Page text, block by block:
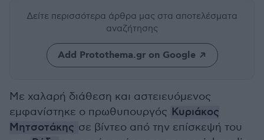
Δείτε περισσότερα άρθρα μας στα αποτελέσματα
αναζήτησης
Add Protothema.gr on Google
Με χαλαρή διάθεση και αστειευόμενος
εμφανίστηκε ο πρωθυπουργός Κυριάκος
Μητσοτάκης σε βίντεο από την επίσκεψή του